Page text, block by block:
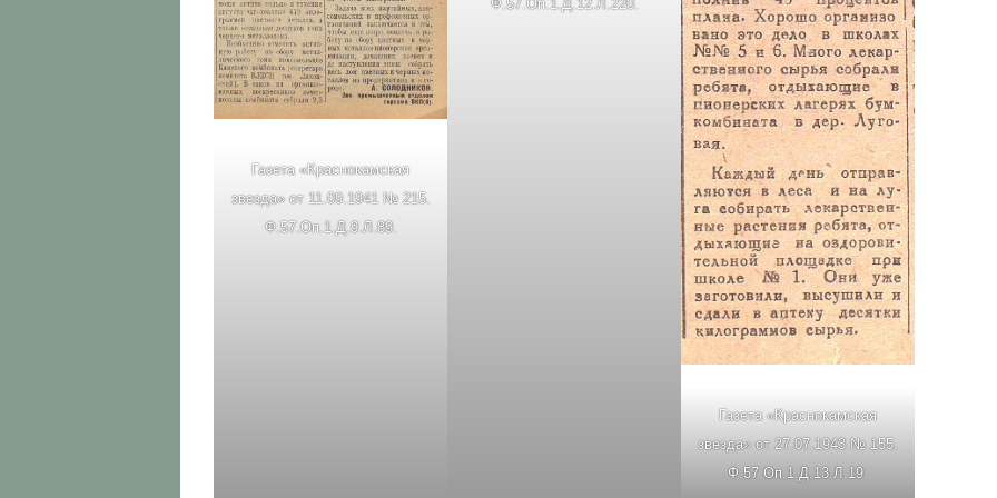
Газета «Краснокамская
звезда» от 11.09.1941 № 215.
Ф.57.Оп.1.Д.9.Л.89.
Ф.57.Оп.1.Д.12.Л.220.
Газета «Краснокамская
звезда» от 27.07.1943 № 155.
Ф.57.Оп.1.Д.13.Л.19.